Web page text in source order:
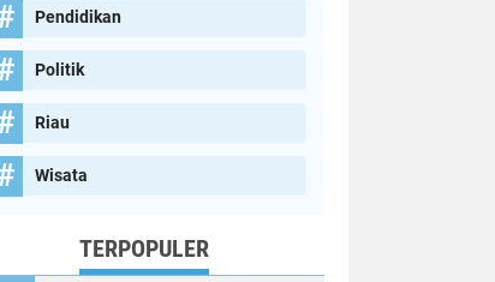
Pendidikan
Politik
Riau
Wisata
TERPOPULER